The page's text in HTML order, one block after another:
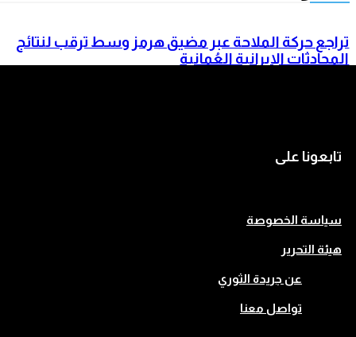
تراجع حركة الملاحة عبر مضيق هرمز وسط ترقب لنتائج
المحادثات الإيرانية العُمانية
تابعونا على
سياسة الخصوصة
هيئة التحرير
عن جريدة الثوري
تواصل معنا